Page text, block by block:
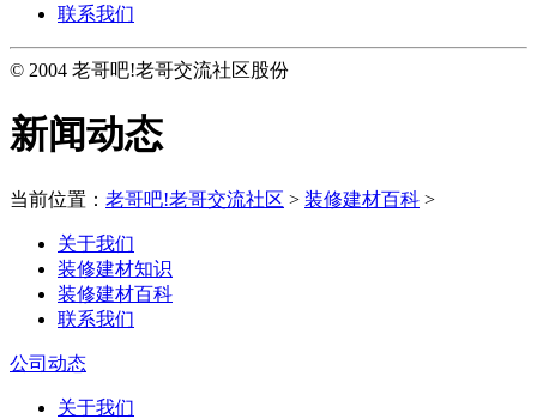
联系我们
© 2004 老哥吧!老哥交流社区股份
新闻动态
当前位置： 老哥吧!老哥交流社区 > 装修建材百科 >
关于我们
装修建材知识
装修建材百科
联系我们
公司动态
关于我们